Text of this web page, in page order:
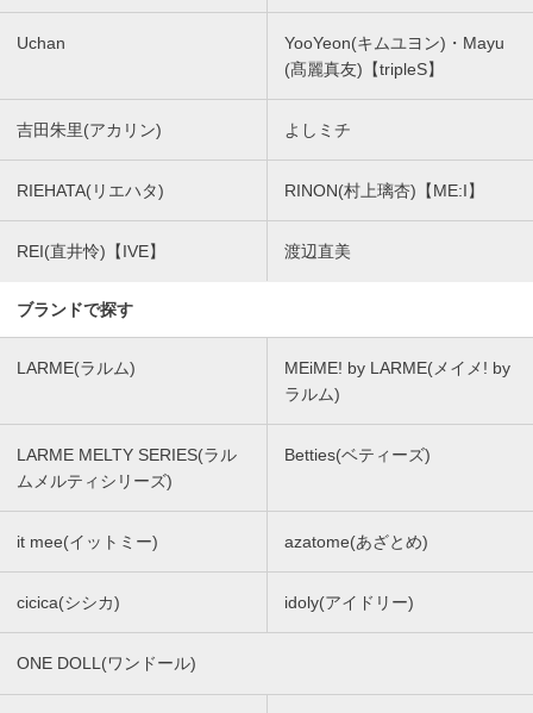
Uchan
YooYeon(キムユヨン)・Mayu
(髙麗真友)【tripleS】
吉田朱里(アカリン) よしミチ
RIEHATA(リエハタ) RINON(村上璃杏)【ME:I】
REI(直井怜)【IVE】 渡辺直美
ブランドで探す
LARME(ラルム)
MEiME! by LARME(メイメ! by
ラルム)
LARME MELTY SERIES(ラル
ムメルティシリーズ)
Betties(ベティーズ)
it mee(イットミー) azatome(あざとめ)
cicica(シシカ) idoly(アイドリー)
ONE DOLL(ワンドール)